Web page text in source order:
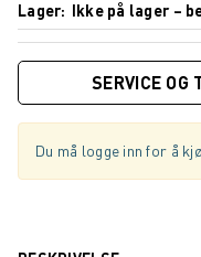
Lager
Ikke på lager –
SERVICE OG
Du må logge inn for å